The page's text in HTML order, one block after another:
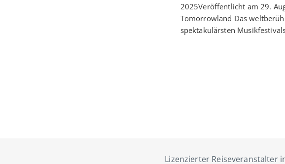
2025Veröffentlicht am 29.
Tomorrowland Das
spektakulärsten
Lizenzierter Reiseveranstalter